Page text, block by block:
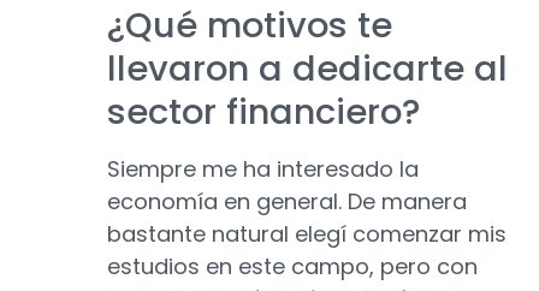
¿Qué motivos te
llevaron a dedicarte al
sector financiero?
Siempre me ha interesado la
economía en general. De manera
bastante natural elegí comenzar mis
estudios en este campo, pero con